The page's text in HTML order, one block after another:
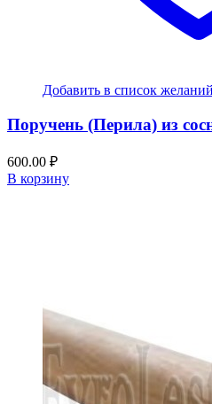
Добавить в список желаний
Поручень (Перила) из
600.00 ₽
В корзину